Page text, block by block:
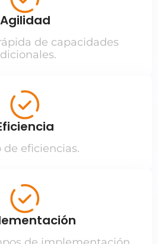
Agilidad
de capacidades
de eficiencias.